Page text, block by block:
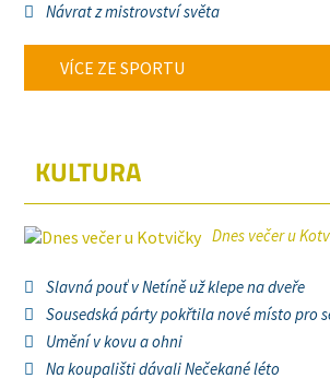
Návrat z mistrovství světa
VÍCE ZE SPORTU
KULTURA
Dnes večer u
Slavná pouť v Netíně už klepe na dveře
Sousedská párty pokřtila nové místo pro
Umění v kovu a ohni
Na koupališti dávali Nečekané léto